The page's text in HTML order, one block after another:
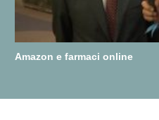
Amazon e farmaci online